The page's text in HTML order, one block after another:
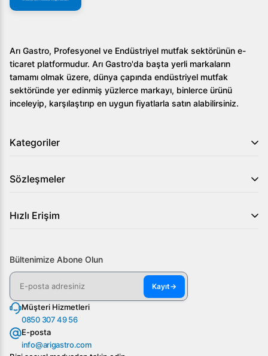
Arı Gastro, Profesyonel ve Endüstriyel mutfak sektörünün e-
ticaret platformudur. Arı Gastro'da başta yerli markaların
tamamı olmak üzere, dünya çapında endüstriyel mutfak
sektöründe yer edinmiş yüzlerce markayı, binlerce ürünü
inceleyip, karşılaştırıp en uygun fiyatlarla satın alabilirsiniz.
Kategoriler
Sözleşmeler
Hızlı Erişim
Bültenimize Abone Olun
Kayıt→
Müşteri Hizmetleri
0850 307 49 56
E-posta
info@arigastro.com